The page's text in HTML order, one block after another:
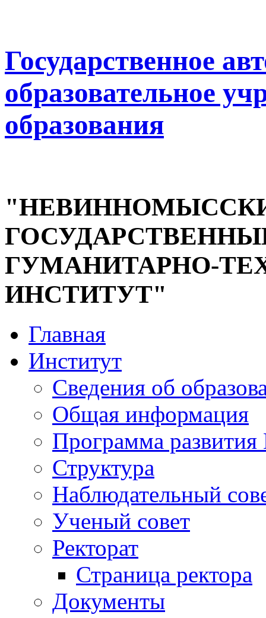
Государственное
образовательное
образования
ГУМАНИТАРНО-
ИНСТИТУТ"
Главная
Институт
Сведения об
Общая информация
Программа
Структура
Наблюдательный
Ученый совет
Ректорат
Страница ректора
Документы